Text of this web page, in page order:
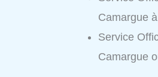
Camargue
Service
Camargue